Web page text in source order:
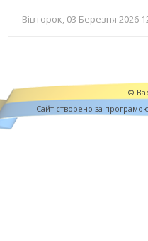
Вівторок, 03 Березня 2026
©
Cайт створено за